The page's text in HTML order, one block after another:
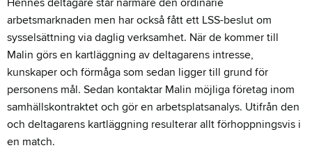
arbetsmarknaden men har också fått ett LSS-beslut om
sysselsättning via daglig verksamhet. När de kommer till
Malin görs en kartläggning av deltagarens intresse,
kunskaper och förmåga som sedan ligger till grund för
personens mål. Sedan kontaktar Malin möjliga företag inom
samhällskontraktet och gör en arbetsplatsanalys. Utifrån den
och deltagarens kartläggning resulterar allt förhoppningsvis i
en match.